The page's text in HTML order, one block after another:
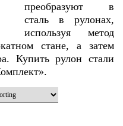
преобразуют в
сталь в рулонах,
используя метод
стане, а затем
Купить рулон стали